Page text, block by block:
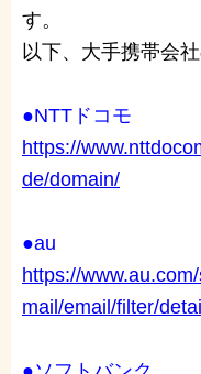
す。
以下、大手携帯会
●NTTドコモ
https://
de/domain/
●au
https://
mail/email/filter/